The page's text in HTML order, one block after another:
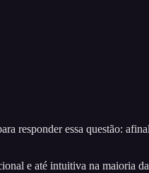
responder essa questão:
e até intuitiva na maioria